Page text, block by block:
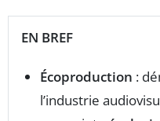
EN BREF
Écoproduction :
l’industrie